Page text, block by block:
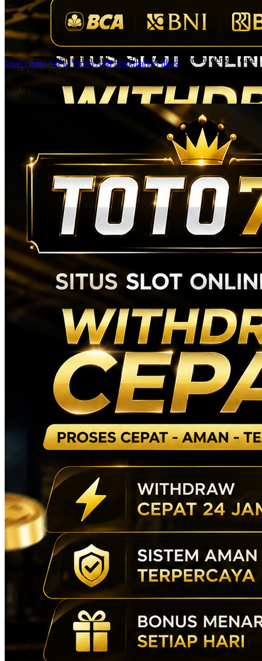
TOTO767 ✔️ Platform
Togel Online Resmi Terbaik
Gabung di TOTO767 untuk mendapatkan prediksi situs Toto
Macau 4D akurat setiap hari. Bandar togel online resmi dengan data
angka lengkap dan akses mudah. Average rating of3.0
Live Demo View VideoAdd bookmark 8 likes
Screenshots